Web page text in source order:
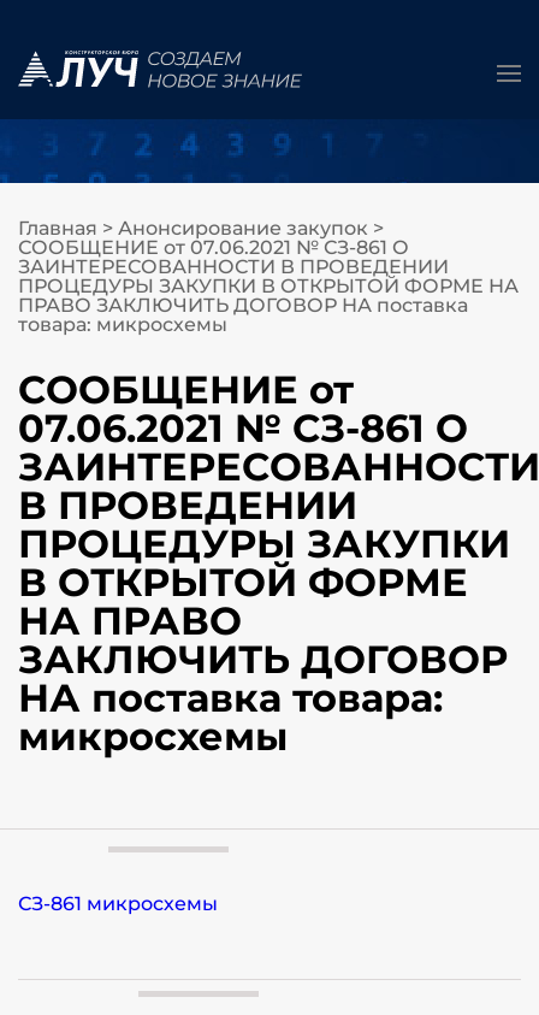
Главная > Анонсирование закупок >
СООБЩЕНИЕ от 07.06.2021 № СЗ-861 О
ЗАИНТЕРЕСОВАННОСТИ В ПРОВЕДЕНИИ
ПРОЦЕДУРЫ ЗАКУПКИ В ОТКРЫТОЙ ФОРМЕ НА
ПРАВО ЗАКЛЮЧИТЬ ДОГОВОР НА поставка
товара: микросхемы
СООБЩЕНИЕ от
07.06.2021 № СЗ-861 О
ЗАИНТЕРЕСОВАННОСТИ
В ПРОВЕДЕНИИ
ПРОЦЕДУРЫ ЗАКУПКИ
В ОТКРЫТОЙ ФОРМЕ
НА ПРАВО
ЗАКЛЮЧИТЬ ДОГОВОР
НА поставка товара:
микросхемы
СЗ-861 микросхемы